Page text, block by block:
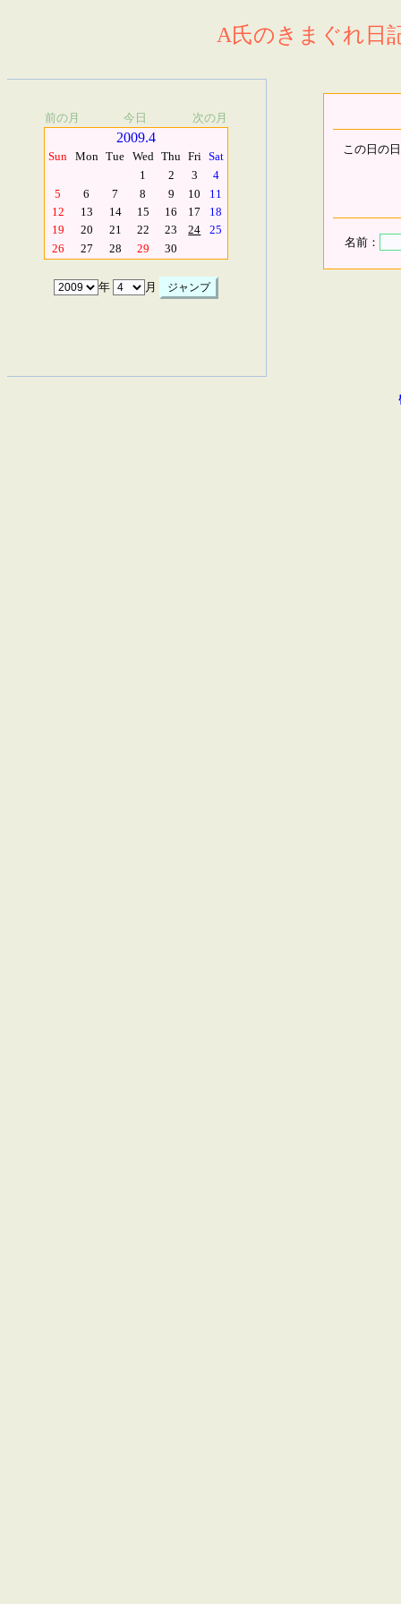
A氏のきまぐれ日
前の月 今日 次の月
2009.4
Sun Mon Tue Wed Thu Fri Sat
1
2 3
4
5
6 7 8 9 10
11
12
13 14 15 16 17
18
19
20 21 22 23 24
25
26
27 28 29 30
年 月
この日の
名前：